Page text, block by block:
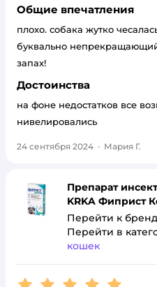
Общие впечатления
плохо. собака жутко
буквально
запах!
Достоинства
на фоне недостатков все
нивелировались
24 сентября 2024 · Мария Г.
Препарат
KRKA Фиприст
Перейти к
Перейти в
кошек
Рейтинг:5